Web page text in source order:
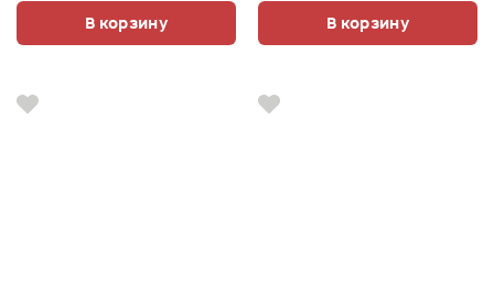
В корзину В корзину